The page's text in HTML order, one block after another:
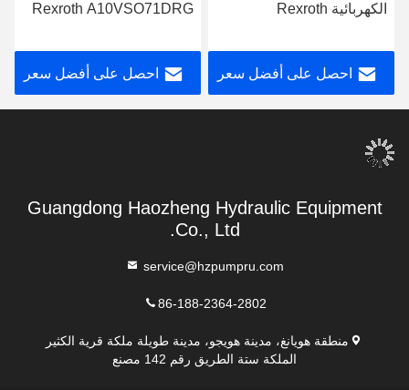
الكهربائية Rexroth
PPA12G30
احصل على أفضل سعر
Rexroth A10VSO71DRG
احصل على أفضل سعر
Guangdong Haozheng Hydraulic Equipment
Co., Ltd.
service@hzpumpru.com
86-188-2364-2802
منطقة هويانغ، مدينة هويجو، مدينة طويلة ملكة قرية الكثير
الملكة ستة الطريق رقم 142 مصنع